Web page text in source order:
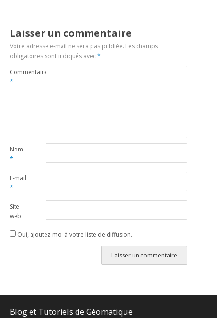
Laisser un commentaire
Votre adresse e-mail ne sera pas publiée. Les champs
obligatoires sont indiqués avec*
Commentaire
*
Nom
*
E-mail
*
Site
web
Oui, ajoutez-moi à votre liste de diffusion.
Blog et Tutoriels de Géomatique